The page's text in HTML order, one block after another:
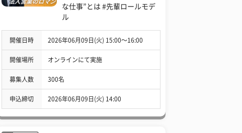
な仕事”とは #先輩ロールモデ
ル
開催日時 2026年06月09日(火) 15:00〜16:00
開催場所 オンラインにて実施
募集人数 300名
申込締切 2026年06月09日(火) 14:00